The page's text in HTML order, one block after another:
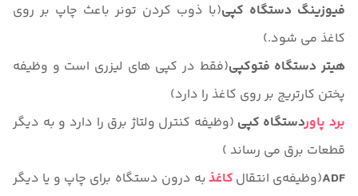
فیوزینگ دستگاه کپی(با ذوب کردن تونر باعث چاپ بر روی
کاغذ می شود.)
هیتر دستگاه فتوکپی(فقط در کپی های لیزری است و وظیفه
پختن کارتریج بر روی کاغذ را دارد)
برد پاوردستگاه کپی (وظیفه کنترل ولتاژ برق را دارد و به دیگر
قطعات برق می رساند )
ADF(وظیفه‌ی انتقال کاغذبه درون دستگاه برای چاپ و یا دیگر